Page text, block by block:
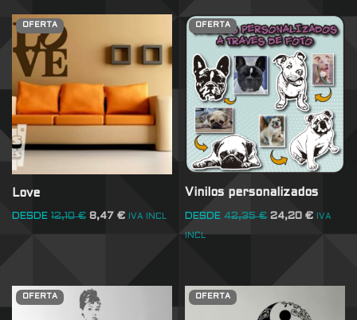
OFERTA
Love
DESDE 12,10€ 8,47 € IVA INCL
OFERTA
Vinilos personalizados
DESDE 42,35€ 24,20€ IVA
INCL
OFERTA OFERTA